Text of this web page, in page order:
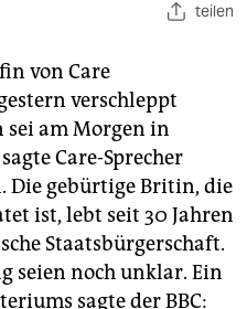
teilen
von Care
verschleppt
sei am Morgen in
Care-Sprecher
Die gebürtige Britin, die
ist, lebt seit 30 Jahren
Staatsbürgerschaft.
seien noch unklar. Ein
sagte der BBC: